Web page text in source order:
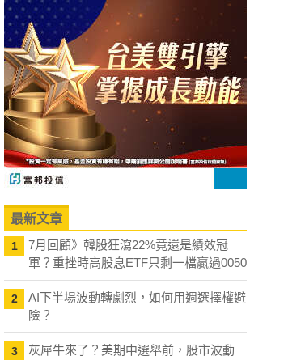
最新文章
1
7月回顧》韓股狂瀉22%竟還是績效冠
軍？重挫時高股息ETF只剩一檔贏過0050
2
AI下半場波動轉劇烈，如何用週選擇權避
險？
3
灰犀牛來了？美期中選舉前，股市波動